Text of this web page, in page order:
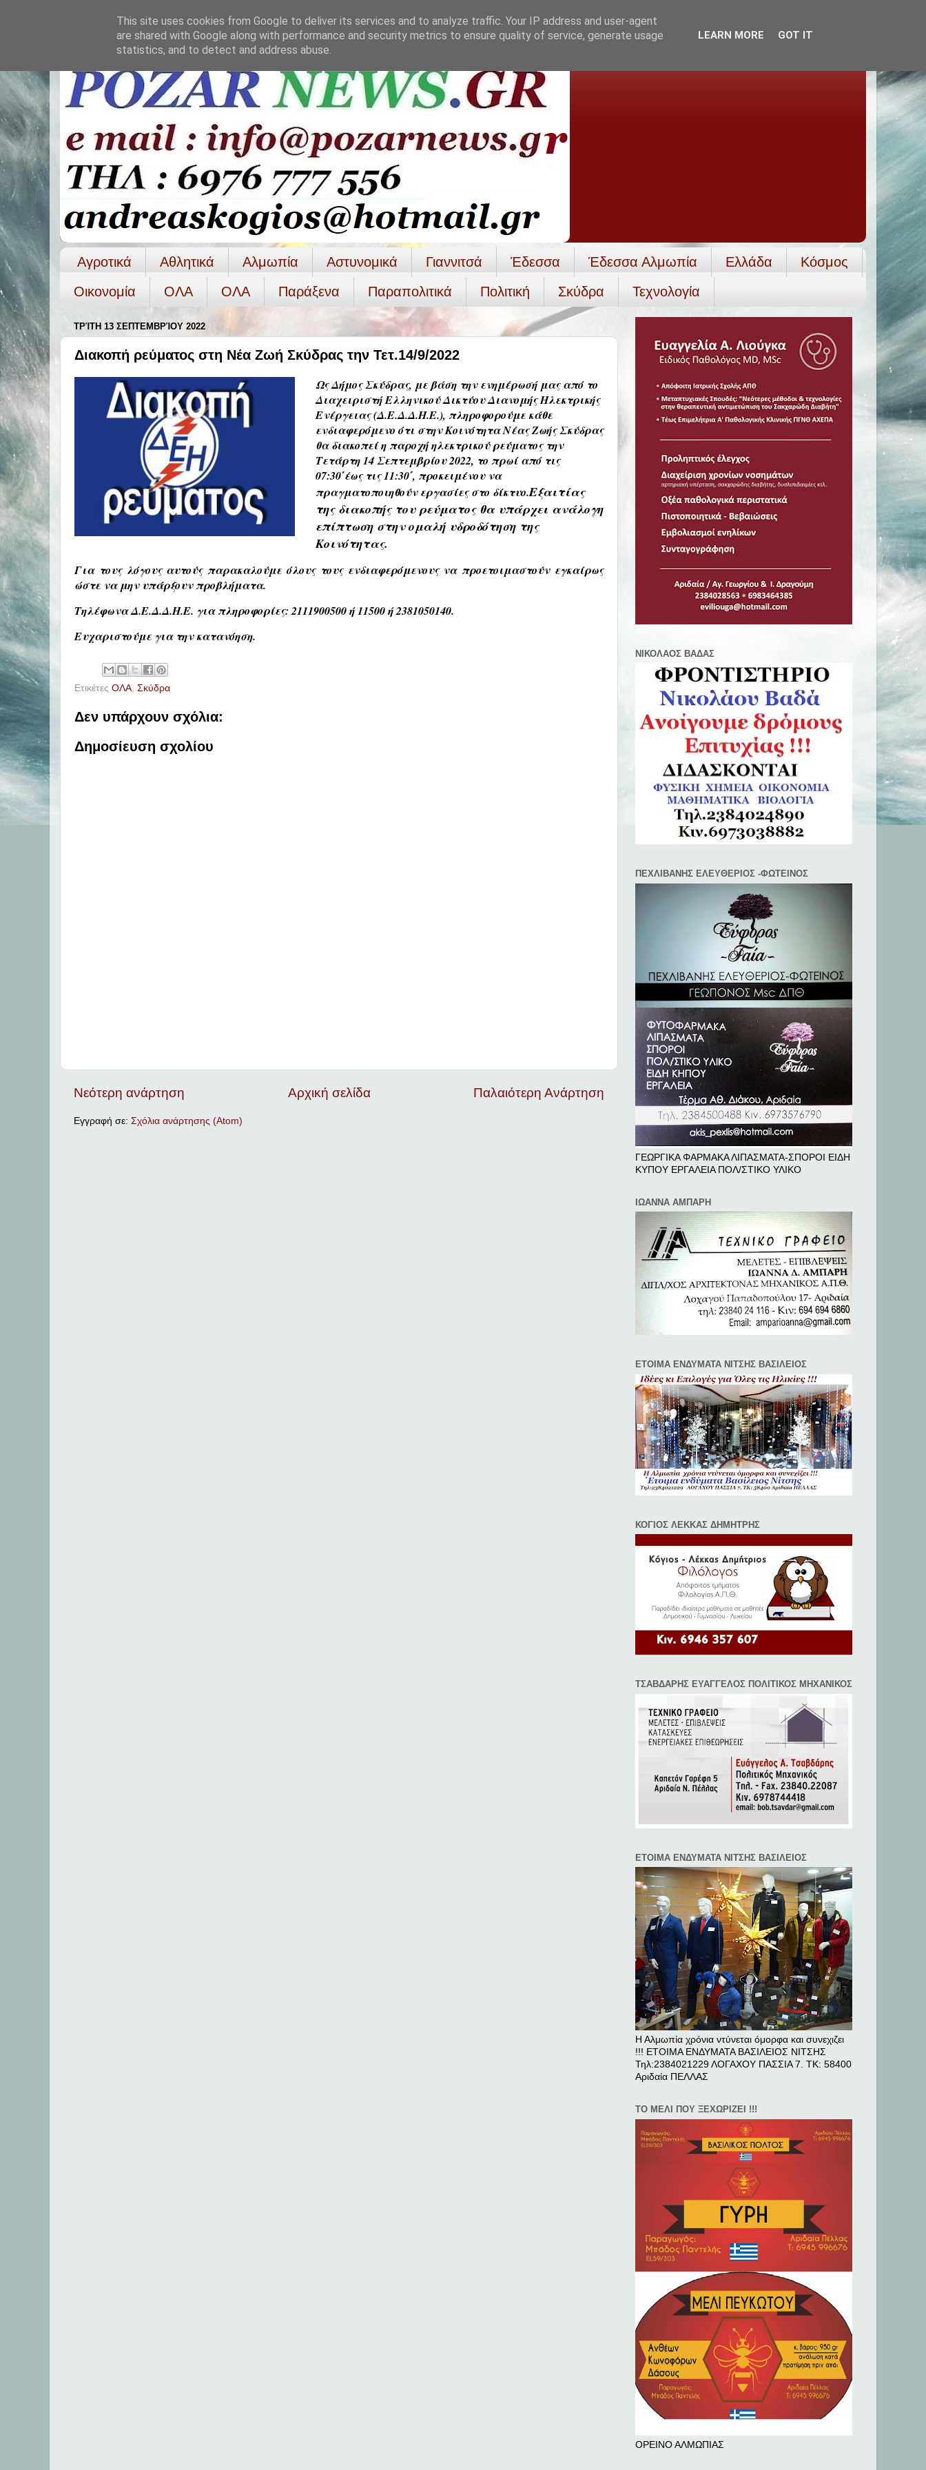
Αγροτικά Αθλητικά Αλμωπία Αστυνομικά Γιαννιτσά Έδεσσα Έδεσσα Αλμωπία Ελλάδα
Κόσμος
Οικονομία
ΟΛΑ ΟΛA Παράξενα Παραπολιτικά Πολιτική Σκύδρα Τεχνολογία
ΤΡΊΤΗ 13 ΣΕΠΤΕΜΒΡΊΟΥ 2022
Διακοπή ρεύματος στη Νέα Ζωή Σκύδρας την Τετ.14/9/2022
Ως Δήμος Σκύδρας, με βάση την ενημέρωσή μας από το
Διαχειριστή Ελληνικού Δικτύου Διανομής Ηλεκτρικής
Ενέργειας (Δ.Ε.Δ.Δ.Η.Ε.), πληροφορούμε κάθε
ενδιαφερόμενο ότι στην Κοινότητα Νέας Ζωής Σκύδρας
θα διακοπεί η παροχή ηλεκτρικού ρεύματος την
Τετάρτη 14 Σεπτεμβρίου 2022, το πρωί από τις
07:30΄έως τις 11:30΄, προκειμένου να
πραγματοποιηθούν εργασίες στο δίκτυο.Εξαιτίας
της διακοπής του ρεύματος θα υπάρχει ανάλογη
επίπτωση στην ομαλή υδροδότηση της
Κοινότητας.
Για τους λόγους αυτούς παρακαλούμε όλους τους ενδιαφερόμενους να προετοιμαστούν εγκαίρως
ώστε να μην υπάρξουν προβλήματα.
Τηλέφωνα Δ.Ε.Δ.Δ.Η.Ε. για πληροφορίες: 2111900500 ή 11500 ή 2381050140.
Ευχαριστούμε για την κατανόηση.
Ετικέτες ΟΛΑ Σκύδρα
Δεν υπάρχουν σχόλια:
Δημοσίευση σχολίου
Νεότερη ανάρτηση Παλαιότερη Ανάρτηση
Αρχική σελίδα
Εγγραφή σε: Σχόλια ανάρτησης (Atom)
ΝΙΚΟΛΑΟΣ ΒΑΔΑΣ
ΠΕΧΛΙΒANΗΣ ΕΛΕΥΘΕΡΙΟΣ -ΦΩΤΕΙΝΟΣ
ΓΕΩΡΓΙΚΑ ΦΑΡΜΑΚΑ ΛΙΠΑΣΜΑΤΑ-ΣΠΟΡΟΙ ΕΙΔΗ
ΚΥΠΟΥ ΕΡΓΑΛΕΙΑ ΠΟΛ/ΣΤΙΚΟ ΥΛΙΚΟ
ΙΩΑΝΝΑ ΑΜΠΑΡΗ
ΕΤΟΙΜΑ ΕΝΔΥΜΑΤΑ ΝΙΤΣΗΣ ΒΑΣΙΛΕΙΟΣ
ΚΟΓΙΟΣ ΛΕΚΚΑΣ ΔΗΜΗΤΡΗΣ
ΤΣΑΒΔΑΡΗΣ ΕΥΑΓΓΕΛΟΣ ΠΟΛΙΤΙΚΟΣ ΜΗΧΑΝΙΚΟΣ
ΕΤΟΙΜΑ ΕΝΔΥΜΑΤΑ ΝΙΤΣΗΣ ΒΑΣΙΛΕΙΟΣ
Η Αλμωπία χρόνια ντύνεται όμορφα και συνεχιζει
!!! ΕΤΟΙΜΑ ΕΝΔΥΜΑΤΑ ΒΑΣΙΛΕΙΟΣ ΝΙΤΣΗΣ
Τηλ:2384021229 ΛΟΓΑΧΟΥ ΠΑΣΣΙΑ 7. ΤΚ: 58400
Αριδαία ΠΕΛΛAΣ
ΤΟ ΜΕΛΙ ΠΟΥ ΞΕΧΩΡΙΖΕΙ !!!
ΟΡΕΙΝΟ ΑΛΜΩΠΙΑΣ
This site uses cookies from Google to deliver its services and to analyze traffic. Your IP address and user-agent
are shared with Google along with performance and security metrics to ensure quality of service, generate usage
statistics, and to detect and address abuse.
LEARN MORE GOT IT